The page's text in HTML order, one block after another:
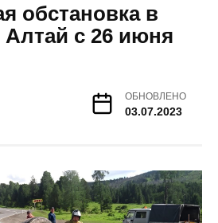
обстановка в
Алтай с 26 июня
ОБНОВЛЕНО
03.07.2023